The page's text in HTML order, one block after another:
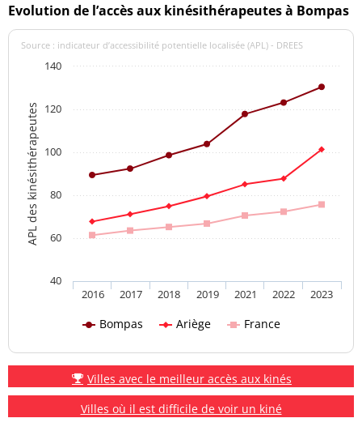
Evolution de l’accès aux kinésithérapeutes à Bompas
APL des kinésithérapeutes
Source : indicateur d’accessibilité potentielle localisée (APL) - DREES
Bompas Ariège France
2016 2017 2018 2019 2021 2022 2023
40
60
80
100
120
140
Villes avec le meilleur accès aux kinés
Villes où il est difficile de voir un kiné